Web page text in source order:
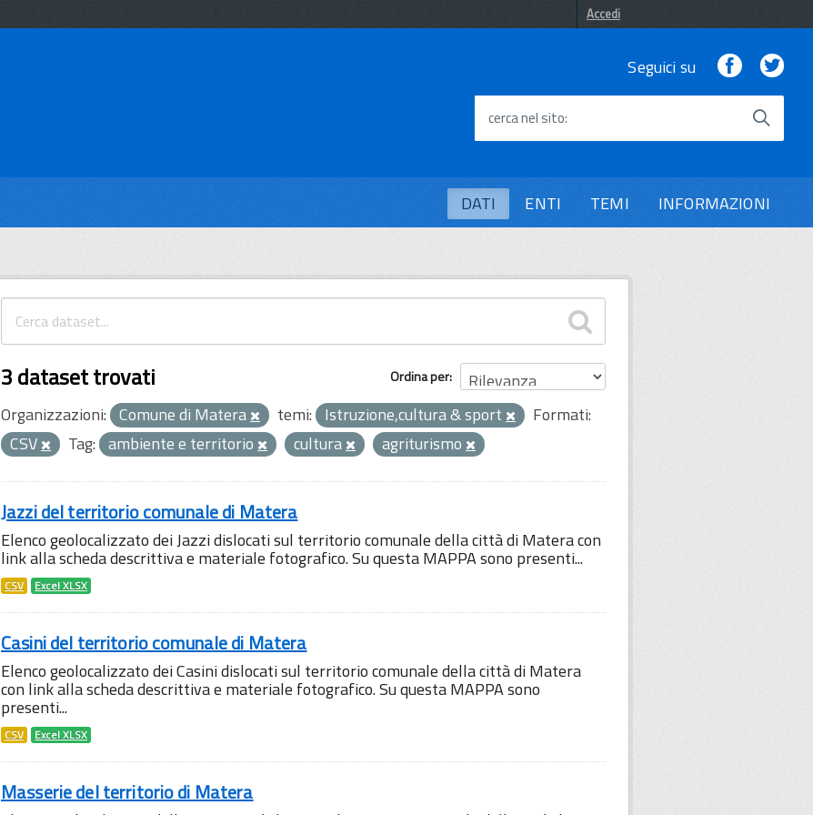
Accedi
Seguici su Facebook
cerca nel sito
DATI ENTI TEMI INFORMAZIONI
Ordina per
3 dataset trovati
Organizzazioni: Comune di Matera temi: Istruzione,cultura & sport
Formati:
CSV
Tag: ambiente e territorio cultura agriturismo
Jazzi del territorio comunale di Matera
Elenco geolocalizzato dei Jazzi dislocati sul territorio comunale della città di Matera con
link alla scheda descrittiva e materiale fotografico. Su questa MAPPA sono presenti...
CSV Excel XLSX
Casini del territorio comunale di Matera
Elenco geolocalizzato dei Casini dislocati sul territorio comunale della città di Matera
con link alla scheda descrittiva e materiale fotografico. Su questa MAPPA sono
presenti...
CSV Excel XLSX
Masserie del territorio di Matera